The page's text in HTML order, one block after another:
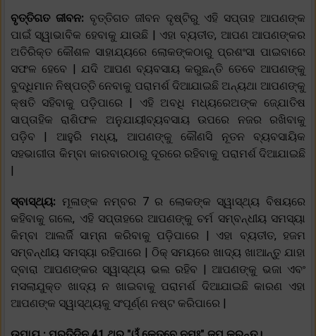
ବୃତ୍ତିଗତ ଜୀବନ: ବୃତ୍ତିଗତ ଜୀବନ ଦୃଷ୍ଟିରୁ ଏହି ସପ୍ତାହ ଆପଣଙ୍କ
ପାଇଁ ସ୍ୱାଭାବିକ ହେବାକୁ ଯାଉଛି | ଏହା ବ୍ୟତୀତ, ଆପଣ ଆପଣଙ୍କର
ଅତିରିକ୍ତ କୌଶଳ ସାହାଯ୍ୟରେ ଲୋକଙ୍କଠାରୁ ପ୍ରଶଂସା ପାଇବାରେ
ସଫଳ ହେବେ | ଯଦି ଆପଣ ବ୍ୟବସାୟ କରୁଛନ୍ତି ତେବେ ଆପଣଙ୍କୁ
ବୁଦ୍ଧିମାନ ନିଷ୍ପତ୍ତି ନେବାକୁ ପରାମର୍ଶ ଦିଆଯାଇଛି ଅନ୍ୟଥା ଆପଣଙ୍କୁ
କ୍ଷତି ସହିବାକୁ ପଡ଼ିପାରେ | ଏହି ଅବଧି ମଧ୍ୟରେଅଙ୍କ ଜ୍ଯୋତିଷ
ସାପ୍ତାହିକ ରାଶିଫଳ ଅନୁଯାୟୀବ୍ୟବସାୟ ଉପରେ ନଜର ରଖିବାକୁ
ପଡ଼ିବ | ଆହୁରି ମଧ୍ୟ, ଆପଣଙ୍କୁ କୌଣସି ନୂତନ ବ୍ୟବସାୟିକ
ସହଭାଗୀତା କିମ୍ବା କାରବାରଠାରୁ ଦୂରରେ ରହିବାକୁ ପରାମର୍ଶ ଦିଆଯାଇଛି
|
ସ୍ବାସ୍ଥ୍ୟ: ମୂଳାଙ୍କ ନମ୍ବର 7 ର ଲୋକଙ୍କ ସ୍ୱାସ୍ଥ୍ୟ ବିଷୟରେ
କହିବାକୁ ଗଲେ, ଏହି ସପ୍ତାହରେ ଆପଣଙ୍କୁ ଚର୍ମ ସମ୍ବନ୍ଧୀୟ ସମସ୍ୟା
କିମ୍ବା ଆଲର୍ଜି ସାମ୍ନା କରିବାକୁ ପଡ଼ିପାରେ | ଏହା ବ୍ୟତୀତ, ହଜମ
ସମ୍ବନ୍ଧୀୟ ସମସ୍ୟା ରହିପାରେ | ଠିକ୍ ସମୟରେ ଖାଦ୍ୟ ଖାଆନ୍ତୁ ଯାହା
ଦ୍ବାରା ଆପଣଙ୍କର ସ୍ୱାସ୍ଥ୍ୟ ଭଲ ରହିବ | ଆପଣଙ୍କୁ ଭଜା ଏବଂ
ମସଲାଯୁକ୍ତ ଖାଦ୍ୟ ନ ଖାଇବାକୁ ପରାମର୍ଶ ଦିଆଯାଇଛି କାରଣ ଏହା
ଆପଣଙ୍କ ସ୍ୱାସ୍ଥ୍ୟକୁ ସଂପୂର୍ଣ୍ଣ ନଷ୍ଟ କରିପାରେ |